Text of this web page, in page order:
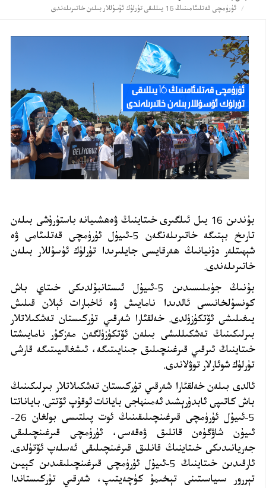
ئۈرۈمچى قەتلىئامىنىڭ 16 يىللىقى تۈرلۈك ئۇسۇللار بىلەن خاتىرىلەندى
بۇندىن 16 يىل ئىلگىرى خىتاينىڭ ۋەھشىيانە باستۇرۇشى بىلەن
تارىخ بېتىگە خاتىرىلەنگەن 5-ئىيۇل ئۈرۈمچى قەتلىئامى ۋە
شېھىتلەر دۇنيانىڭ ھەرقايسى جايلىرىدا تۈرلۈك ئۇسۇللار بىلەن
خاتىرىلەندى.
بۇنىڭ جۈملىسىدىن 5-ئىيۇل ئىستانبۇلدىكى خىتاي باش
كونسۇلخانىسى ئالدىدا نامايىش ۋە ئاخبارات ئېلان قىلىش
يىغىلىشى ئۆتكۈزۈلدى. خەلقئارا شەرقىي تۈركىستان تەشكىلاتلار
بىرلىكىنىڭ تەشكىللىشى بىلەن ئۆتكۈزۈلگەن مەزكۇر نامايىشتا
خىتاينىڭ ئىرقىي قىرغىنچىلىق جىنايىتىگە، ئىشغالىيىتىگە قارشى
تۈرلۈك شوئارلار توۋلاندى.
ئالدى بىلەن خەلقئارا شەرقىي تۈركىستان تەشكىلاتلار بىرلىكىنىڭ
باش كاتىپى ئابدۇرېشىد ئەمىنھاجى بايانات ئوقۇپ ئۆتتى. باياناتتا
5-ئىيۇل ئۈرۈمچى قىرغىنچىلىقىنىڭ ئوت پىلتىسى بولغان 26-
ئىيۇن شاۋگۈەن قانلىق ۋەقەسى، ئۈرۈمچى قىرغىنچىلىقى
جەريانىدىكى خىتاينىڭ قانلىق قىرغىنچىلىقى ئەسلەپ ئۆتۈلدى.
ئارقىدىن خىتاينىڭ 5-ئىيۇل ئۈرۈمچى قىرغىنچىلىقىدىن كېيىن
تېررور سىياسىتىنى تېخىمۇ كۈچەيتىپ، شەرقىي تۈركىستاندا